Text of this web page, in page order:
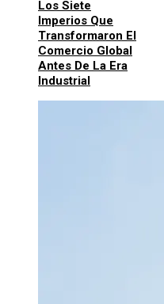
Los Siete
Imperios Que
Transformaron El
Comercio Global
Antes De La Era
Industrial